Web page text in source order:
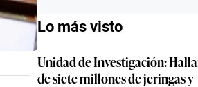
Lo más visto
Unidad de Investigación:
de siete millones de jeringas y